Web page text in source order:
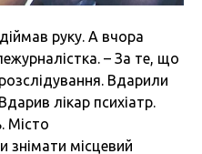
руку. А вчора
– За те, що
Вдарили
лікар психіатр.
Місто
знімати місцевий